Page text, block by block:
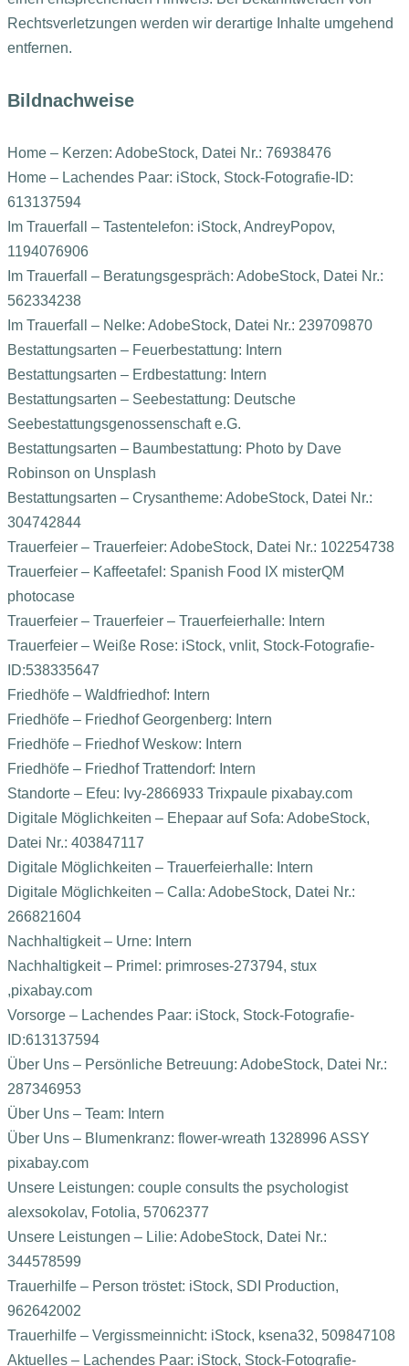
Rechtsverletzungen werden wir derartige Inhalte umgehend
entfernen.
Bildnachweise
Home – Kerzen: AdobeStock, Datei Nr.: 76938476
Home – Lachendes Paar: iStock, Stock-Fotografie-ID:
613137594
Im Trauerfall – Tastentelefon: iStock, AndreyPopov,
1194076906
Im Trauerfall – Beratungsgespräch: AdobeStock, Datei Nr.:
562334238
Im Trauerfall – Nelke: AdobeStock, Datei Nr.: 239709870
Bestattungsarten – Feuerbestattung: Intern
Bestattungsarten – Erdbestattung: Intern
Bestattungsarten – Seebestattung: Deutsche
Seebestattungsgenossenschaft e.G.
Bestattungsarten – Baumbestattung: Photo by Dave
Robinson on Unsplash
Bestattungsarten – Crysantheme: AdobeStock, Datei Nr.:
304742844
Trauerfeier – Trauerfeier: AdobeStock, Datei Nr.: 102254738
Trauerfeier – Kaffeetafel: Spanish Food IX misterQM
photocase
Trauerfeier – Trauerfeier – Trauerfeierhalle: Intern
Trauerfeier – Weiße Rose: iStock, vnlit, Stock-Fotografie-
ID:538335647
Friedhöfe – Waldfriedhof: Intern
Friedhöfe – Friedhof Georgenberg: Intern
Friedhöfe – Friedhof Weskow: Intern
Friedhöfe – Friedhof Trattendorf: Intern
Standorte – Efeu: Ivy-2866933 Trixpaule pixabay.com
Digitale Möglichkeiten – Ehepaar auf Sofa: AdobeStock,
Datei Nr.: 403847117
Digitale Möglichkeiten – Trauerfeierhalle: Intern
Digitale Möglichkeiten – Calla: AdobeStock, Datei Nr.:
266821604
Nachhaltigkeit – Urne: Intern
Nachhaltigkeit – Primel: primroses-273794, stux
,pixabay.com
Vorsorge – Lachendes Paar: iStock, Stock-Fotografie-
ID:613137594
Über Uns – Persönliche Betreuung: AdobeStock, Datei Nr.:
287346953
Über Uns – Team: Intern
Über Uns – Blumenkranz: flower-wreath 1328996 ASSY
pixabay.com
Unsere Leistungen: couple consults the psychologist
alexsokolav, Fotolia, 57062377
Unsere Leistungen – Lilie: AdobeStock, Datei Nr.:
344578599
Trauerhilfe – Person tröstet: iStock, SDI Production,
962642002
Trauerhilfe – Vergissmeinnicht: iStock, ksena32, 509847108
Aktuelles – Lachendes Paar: iStock, Stock-Fotografie-